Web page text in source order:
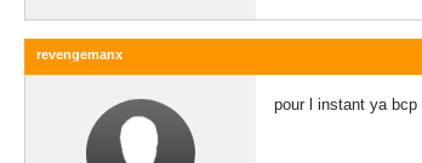
revengemanx
pour l instant ya